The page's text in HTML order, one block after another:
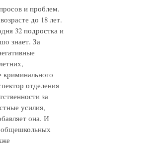
и проблем.
до 18 лет.
32 подростка и
знает. За
криминального
отделения
за
усилия,
она. И
общешкольных